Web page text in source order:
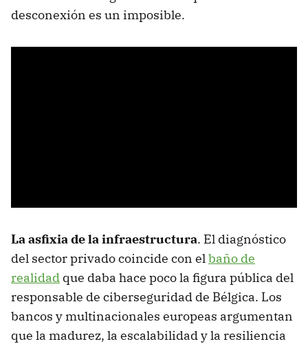
desconexión es un imposible.
La asfixia de la infraestructura. El diagnóstico
del sector privado coincide con elbaño de
realidad que daba hace poco la figura pública del
responsable de ciberseguridad de Bélgica. Los
bancos y multinacionales europeas argumentan
que la madurez, la escalabilidad y la resiliencia